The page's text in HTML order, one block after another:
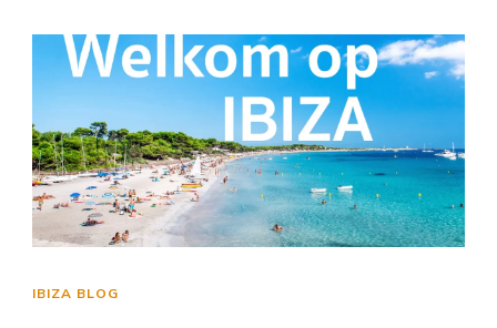
IBIZA BLOG